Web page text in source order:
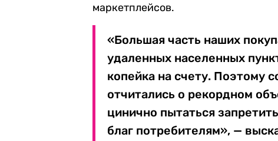
маркетплейсов.
«Большая часть наших
удаленных населенных
копейка на счету. Поэтому
отчитались о рекордном
цинично пытаться
благ потребителям», —